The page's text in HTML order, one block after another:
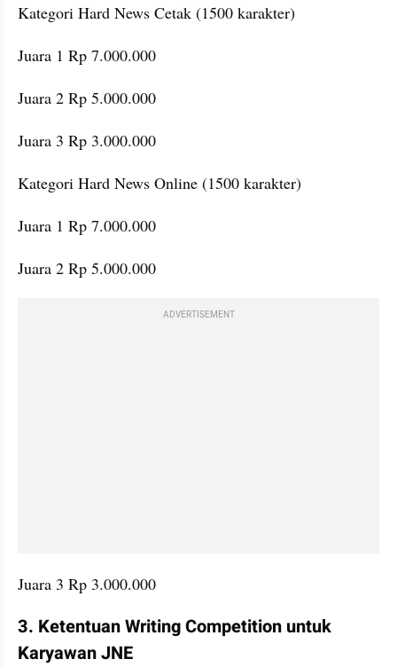
Kategori Hard News Cetak (1500 karakter)
Juara 1 Rp 7.000.000
Juara 2 Rp 5.000.000
Juara 3 Rp 3.000.000
Kategori Hard News Online (1500 karakter)
Juara 1 Rp 7.000.000
Juara 2 Rp 5.000.000
ADVERTISEMENT
3. Ketentuan Writing Competition untuk
Karyawan JNE